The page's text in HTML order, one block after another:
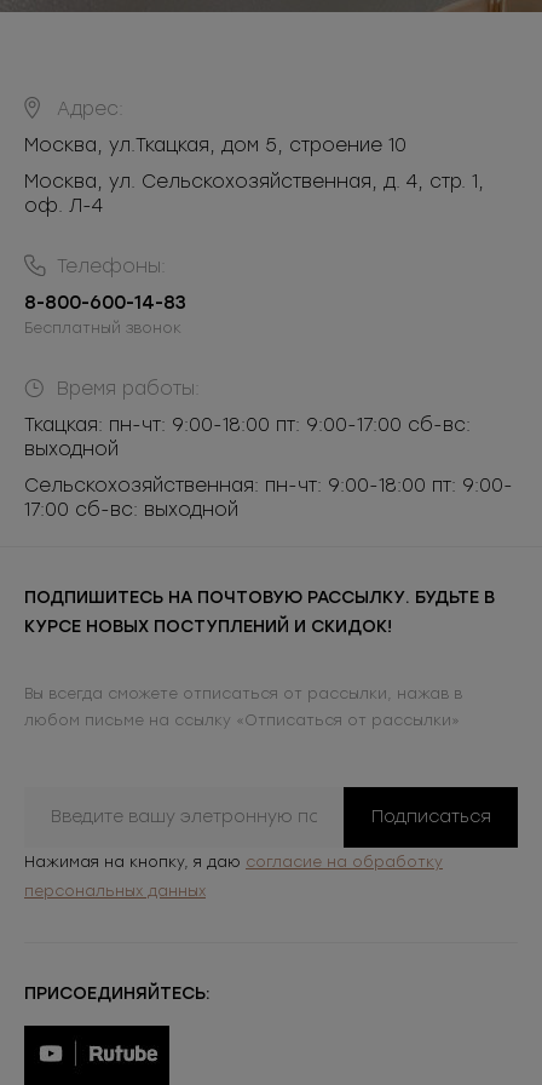
Адрес:
Москва, ул.Ткацкая, дом 5, строение 10
Москва, ул. Сельскохозяйственная, д. 4, стр. 1,
оф. Л-4
Телефоны:
8-800-600-14-83
Бесплатный звонок
Время работы:
Ткацкая: пн-чт: 9:00-18:00 пт: 9:00-17:00 сб-вс:
выходной
Сельскохозяйственная: пн-чт: 9:00-18:00 пт: 9:00-
17:00 сб-вс: выходной
ПОДПИШИТЕСЬ НА ПОЧТОВУЮ РАССЫЛКУ. БУДЬТЕ В
КУРСЕ НОВЫХ ПОСТУПЛЕНИЙ И СКИДОК!
Вы всегда сможете отписаться от рассылки, нажав в
любом письме на ссылку «Отписаться от рассылки»
Подписаться
Нажимая на кнопку, я даю согласие на обработку
персональных данных
ПРИСОЕДИНЯЙТЕСЬ: